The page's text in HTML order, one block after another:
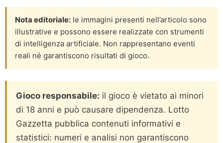
Nota editoriale: le immagini presenti nell’articolo sono
illustrative e possono essere realizzate con strumenti
di intelligenza artificiale. Non rappresentano eventi
reali né garantiscono risultati di gioco.
Gioco responsabile: il gioco è vietato ai minori
di 18 anni e può causare dipendenza. Lotto
Gazzetta pubblica contenuti informativi e
statistici: numeri e analisi non garantiscono